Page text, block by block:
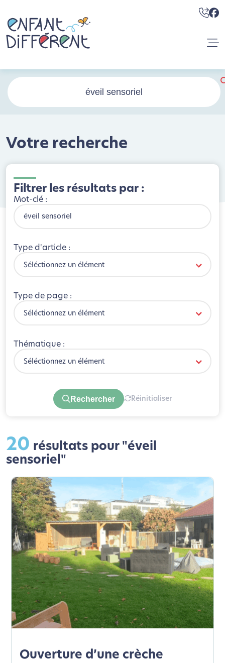
Votre recherche
Filtrer les résultats par :
Mot-clé :
Type d'article :
Séléctionnez un élément
Type de page :
Séléctionnez un élément
Thématique :
Séléctionnez un élément
Rechercher Réinitialiser
20 résultats pour "éveil
sensoriel"
Ouverture d’une crèche